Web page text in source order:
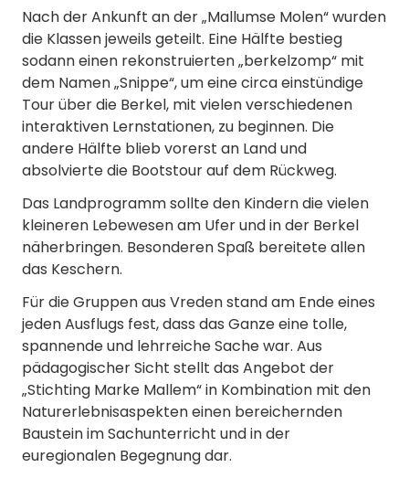
Nach der Ankunft an der „Mallumse Molen“ wurden
die Klassen jeweils geteilt. Eine Hälfte bestieg
sodann einen rekonstruierten „berkelzomp“ mit
dem Namen „Snippe“, um eine circa einstündige
Tour über die Berkel, mit vielen verschiedenen
interaktiven Lernstationen, zu beginnen. Die
andere Hälfte blieb vorerst an Land und
absolvierte die Bootstour auf dem Rückweg.
Das Landprogramm sollte den Kindern die vielen
kleineren Lebewesen am Ufer und in der Berkel
näherbringen. Besonderen Spaß bereitete allen
das Keschern.
Für die Gruppen aus Vreden stand am Ende eines
jeden Ausflugs fest, dass das Ganze eine tolle,
spannende und lehrreiche Sache war. Aus
pädagogischer Sicht stellt das Angebot der
„Stichting Marke Mallem“ in Kombination mit den
Naturerlebnisaspekten einen bereichernden
Baustein im Sachunterricht und in der
euregionalen Begegnung dar.